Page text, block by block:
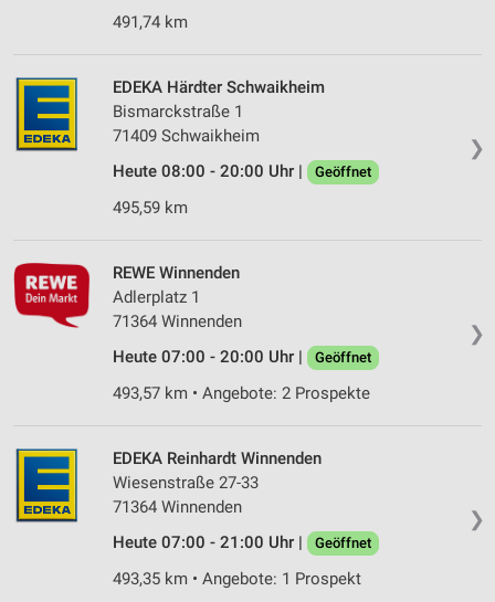
491,74 km
❯
EDEKA Härdter Schwaikheim
Bismarckstraße 1
71409 Schwaikheim
Heute 08:00 - 20:00 Uhr |
Geöffnet
495,59 km
❯
REWE Winnenden
Adlerplatz 1
71364 Winnenden
Heute 07:00 - 20:00 Uhr |
Geöffnet
493,57 km • Angebote: 2 Prospekte
❯
EDEKA Reinhardt Winnenden
Wiesenstraße 27-33
71364 Winnenden
Heute 07:00 - 21:00 Uhr |
Geöffnet
493,35 km • Angebote: 1 Prospekt